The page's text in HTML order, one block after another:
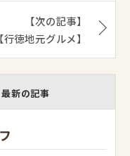
【次の記事】
徳地元グルメ】
最新の記事